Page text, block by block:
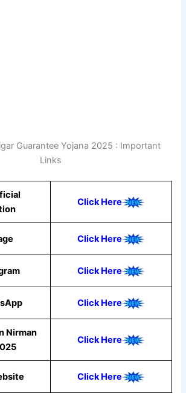
Guarantee Yojana 2025 : Important
Links
Click Here
Click Here
Click Here
Click Here
Nirman
Click Here
Click Here